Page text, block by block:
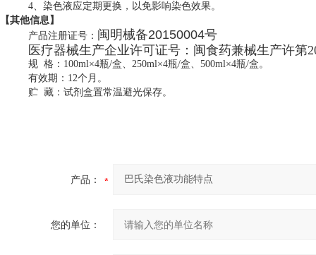
4、染色液应定期更换，以免影响染色效果。
【其他信息】
产品注册证号： 闽明械备20150004号
医疗器械生产企业许可证号：闽食药兼械生产许第
规 格：100ml×4瓶/盒、250ml×4瓶/盒、500ml×4瓶/盒。
有效期：12个月。
贮 藏：试剂盒置常温避光保存。
产品：
您的单位：